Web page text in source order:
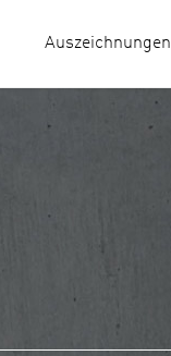
Auszeichnungen